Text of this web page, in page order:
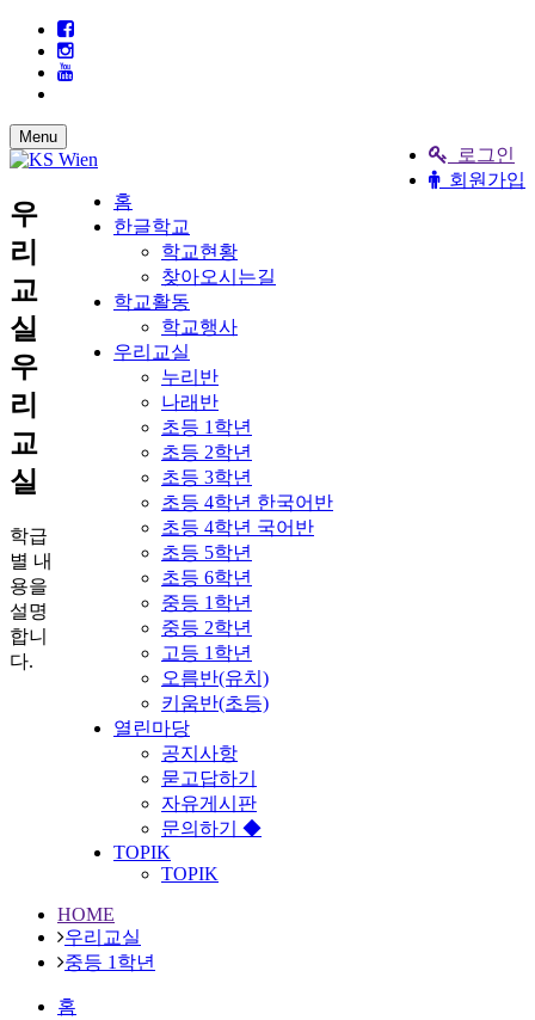
로그인
회원가입
Menu
홈
한글학교
학교현황
찾아오시는길
학교활동
학교행사
우리교실
누리반
나래반
초등 1학년
초등 2학년
초등 3학년
초등 4학년 한국어반
초등 4학년 국어반
초등 5학년
초등 6학년
중등 1학년
중등 2학년
고등 1학년
오름반(유치)
키움반(초등)
열린마당
공지사항
묻고답하기
자유게시판
문의하기 ◆
TOPIK
TOPIK
우
리
교
실
우
리
교
실
학급
별 내
용을
설명
합니
다.
HOME
우리교실
중등 1학년
홈